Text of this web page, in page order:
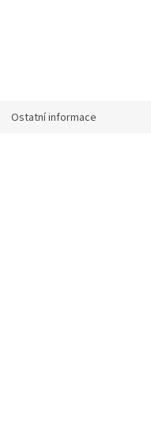
Ostatní informace